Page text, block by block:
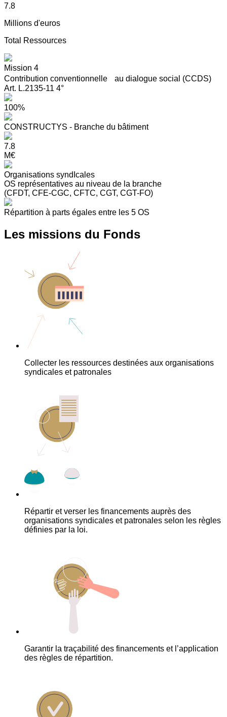
7.8
Millions d'euros
Total Ressources
Mission 4
Contribution conventionnelle au dialogue social (CCDS)
Art. L.2135-11 4°
100%
CONSTRUCTYS - Branche du bâtiment
7.8
M€
Organisations syndIcales
OS représentatives au niveau de la branche
(CFDT, CFE-CGC, CFTC, CGT, CGT-FO)
Répartition à parts égales entre les 5 OS
Les missions du Fonds
Collecter les ressources destinées aux organisations
syndicales et patronales
Répartir et verser les financements auprès des
organisations syndicales et patronales selon les règles
définies par la loi.
Garantir la traçabilité des financements et l’application
des règles de répartition.